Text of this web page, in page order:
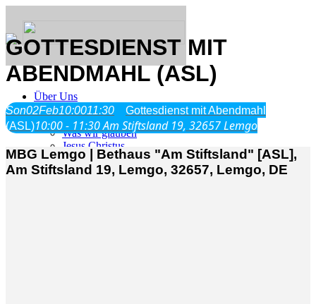
Über Uns
Was wir glauben
Jesus Christus
Geschichte
GOTTESDIENST MIT
ABENDMAHL (ASL)
Son02Feb10:0011:30
Gottesdienst mit Abendmahl
(ASL)10:00 - 11:30Am Stiftsland 19, 32657 Lemgo
MBG Lemgo | Bethaus "Am Stiftsland" [ASL],
Am Stiftsland 19, Lemgo, 32657, Lemgo, DE